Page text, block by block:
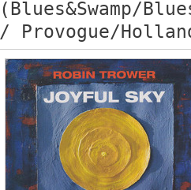
(Blues&Swamp/
/ Provogue/